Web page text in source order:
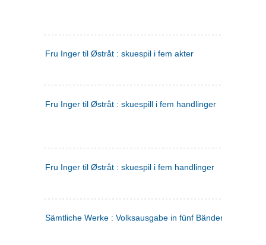
Fru Inger til Østråt : skuespil i fem akter
Fru Inger til Østråt : skuespill i fem handlinger
Fru Inger til Østråt : skuespil i fem handlinger
Sämtliche Werke : Volksausgabe in fünf Bänden